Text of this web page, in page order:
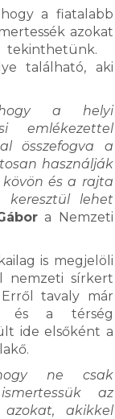
a fiatalabb
azokat
tekinthetünk.
található, aki
hogy a helyi
emlékezettel
összefogva a
használják
és a rajta
keresztül lehet
a Nemzeti
is megjelöli
nemzeti sírkert
tavaly már
és a térség
ide elsőként a
ne csak
az
akikkel